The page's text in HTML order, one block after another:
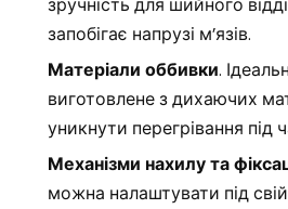
зручність для шийного
запобігає напрузі м’язів.
Матеріали оббивки.
виготовлене з дихаючих
уникнути перегрівання під
Механізми нахилу та
можна налаштувати під